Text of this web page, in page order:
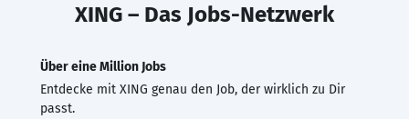
XING – Das Jobs-Netzwerk
Über eine Million Jobs
Entdecke mit XING genau den Job, der wirklich zu Dir
passt.